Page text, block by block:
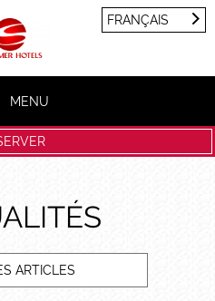
MENU
FRANÇAIS
ARTICLES